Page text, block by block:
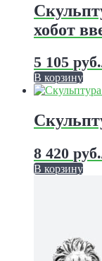
хобот
5 105 руб.
В корзину
Этот
имеет
несколько
Опции
можно
выбрать
8 420 руб.
В корзину
Опции
можно